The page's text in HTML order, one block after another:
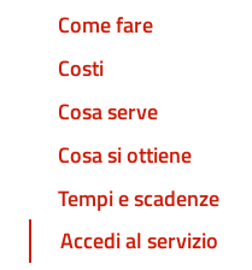
Come fare
Costi
Cosa serve
Cosa si ottiene
Tempi e scadenze
Accedi al servizio